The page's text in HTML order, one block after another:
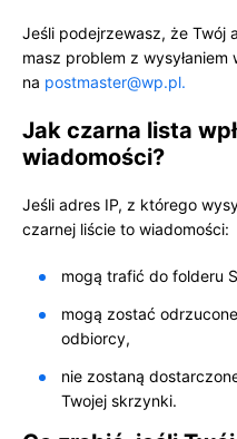
Jeśli podejrzewasz, że Twój
masz problem z
na postmaster@wp.pl.
Jak czarna lista
wiadomości?
Jeśli adres IP, z którego
czarnej liście to wiadomości:
mogą trafić do folderu
mogą zostać
odbiorcy,
nie zostaną
Twojej skrzynki.